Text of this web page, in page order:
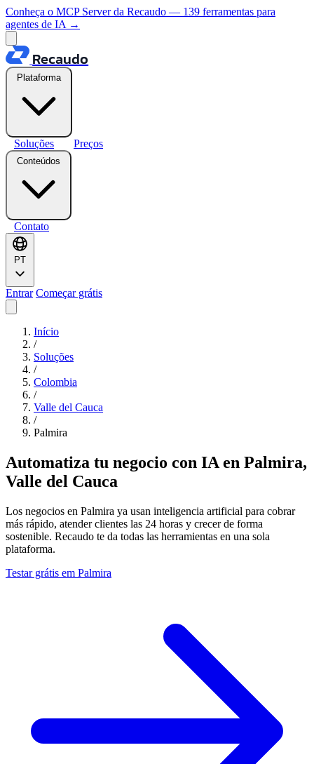
Conheça o MCP Server da Recaudo — 139 ferramentas para
agentes de IA →
Recaudo
Plataforma
Soluções Preços
Conteúdos
Contato
PT
Entrar Começar grátis
Início
/
Soluções
/
Colombia
/
Valle del Cauca
/
Palmira
Automatiza tu negocio con IA en Palmira,
Valle del Cauca
Los negocios en Palmira ya usan inteligencia artificial para cobrar
más rápido, atender clientes las 24 horas y crecer de forma
sostenible. Recaudo te da todas las herramientas en una sola
plataforma.
Testar grátis em Palmira